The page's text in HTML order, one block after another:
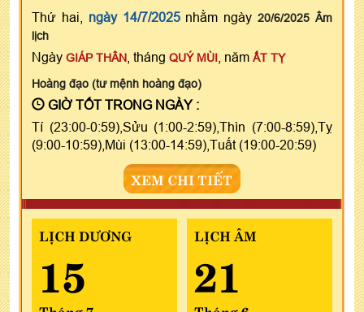
Thứ hai, ngày 14/7/2025nhằm ngày20/6/2025 Âm
lịch
Ngày GIÁP THÂN , tháng QUÝ MÙI , năm ẤT TỴ
Hoàng đạo (tư mệnh hoàng đạo)
GIỜ TỐT TRONG NGÀY :
Tí (23:00-0:59),Sửu (1:00-2:59),Thìn (7:00-8:59),Tỵ
(9:00-10:59),Mùi (13:00-14:59),Tuất (19:00-20:59)
XEM CHI TIẾT
LỊCH DƯƠNG
15
LỊCH ÂM
21